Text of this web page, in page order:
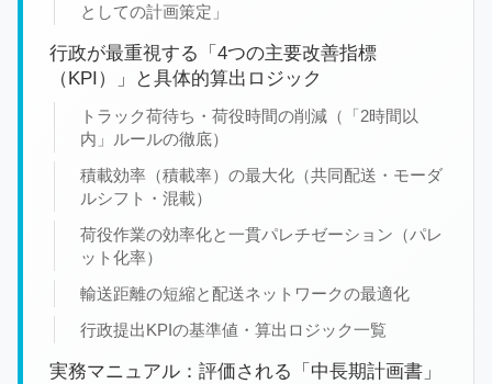
としての計画策定」
行政が最重視する「4つの主要改善指標
（KPI）」と具体的算出ロジック
トラック荷待ち・荷役時間の削減（「2時間以
内」ルールの徹底）
積載効率（積載率）の最大化（共同配送・モーダ
ルシフト・混載）
荷役作業の効率化と一貫パレチゼーション（パレ
ット化率）
輸送距離の短縮と配送ネットワークの最適化
行政提出KPIの基準値・算出ロジック一覧
実務マニュアル：評価される「中長期計画書」